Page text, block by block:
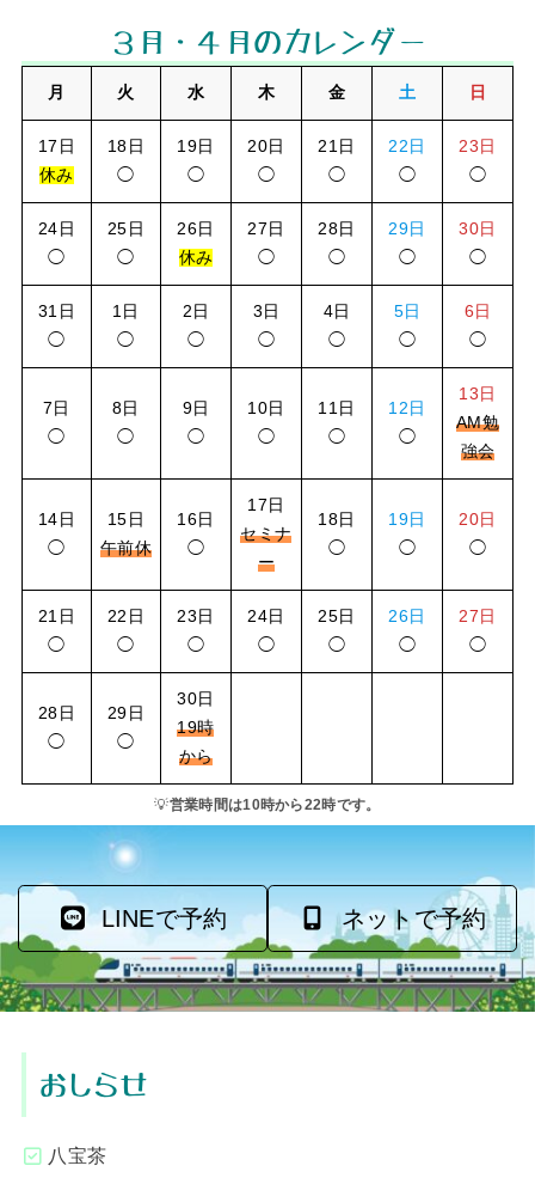
３月・４月のカレンダー
月 火 水 木 金 土 日
17日
休み
18日
◯
19日
◯
20日
◯
21日
◯
22日
◯
23日
◯
24日
◯
25日
◯
26日
休み
27日
◯
28日
◯
29日
◯
30日
◯
31日
◯
1日
◯
2日
◯
3日
◯
4日
◯
5日
◯
6日
◯
7日
◯
8日
◯
9日
◯
10日
◯
11日
◯
12日
◯
13日
AM勉
強会
14日
◯
15日
午前休
16日
◯
17日
セミナ
ー
18日
◯
19日
◯
20日
◯
21日
◯
22日
◯
23日
◯
24日
◯
25日
◯
26日
◯
27日
◯
28日
◯
29日
◯
30日
19時
から
💡営業時間は10時から22時です。
LINEで予約 ネットで予約
おしらせ
八宝茶